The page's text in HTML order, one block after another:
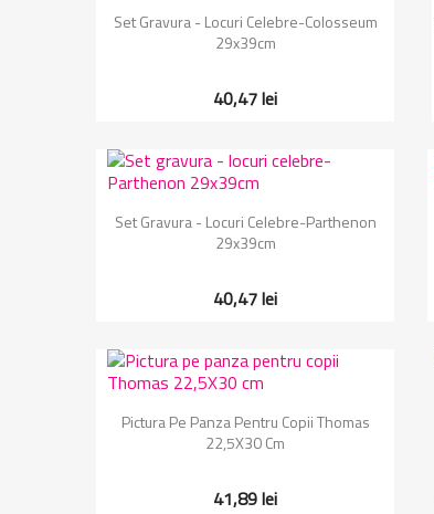
 Vizualizare rapida
Set Gravura - Locuri Celebre-Colosseum
29x39cm
40,47 lei
 Vizualizare rapida
Set Gravura - Locuri Celebre-Parthenon
29x39cm
40,47 lei
Vizualizare rapida
Pictura Pe Panza Pentru Copii Thomas
22,5X30 Cm
41,89 lei